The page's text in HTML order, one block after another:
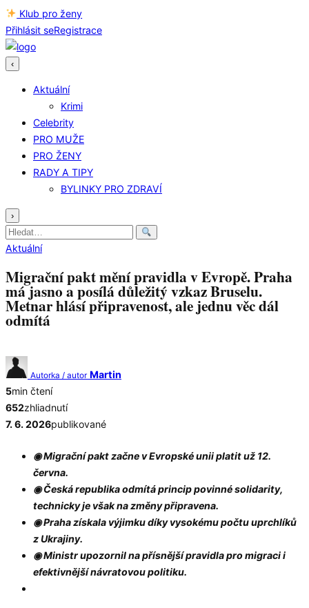
Klub pro ženy
Přihlásit seRegistrace
‹
Aktuální
Krimi
Celebrity
PRO MUŽE
PRO ŽENY
RADY A TIPY
BYLINKY PRO ZDRAVÍ
›
Hledat:
Aktuální
Migrační pakt mění pravidla v Evropě. Praha
má jasno a posílá důležitý vzkaz Bruselu.
Metnar hlásí připravenost, ale jednu věc dál
odmítá
Autorka / autor Martin
5min čtení
652zhliadnutí
7. 6. 2026publikované
◉ Migrační pakt začne v Evropské unii platit už 12.
června.
◉ Česká republika odmítá princip povinné solidarity,
technicky je však na změny připravena.
◉ Praha získala výjimku díky vysokému počtu uprchlíků
z Ukrajiny.
◉ Ministr upozornil na přísnější pravidla pro migraci i
efektivnější návratovou politiku.